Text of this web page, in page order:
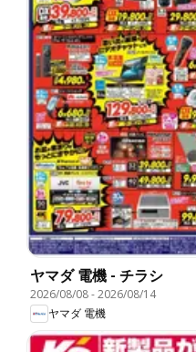
ヤマダ 電機 - チラシ
2026/08/08-2026/08/14
ヤマダ 電機